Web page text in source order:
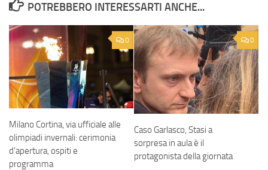
POTREBBERO INTERESSARTI ANCHE...
0
Milano Cortina, via ufficiale alle
olimpiadi invernali: cerimonia
d’apertura, ospiti e
programma
0
Caso Garlasco, Stasi a
sorpresa in aula è il
protagonista della giornata